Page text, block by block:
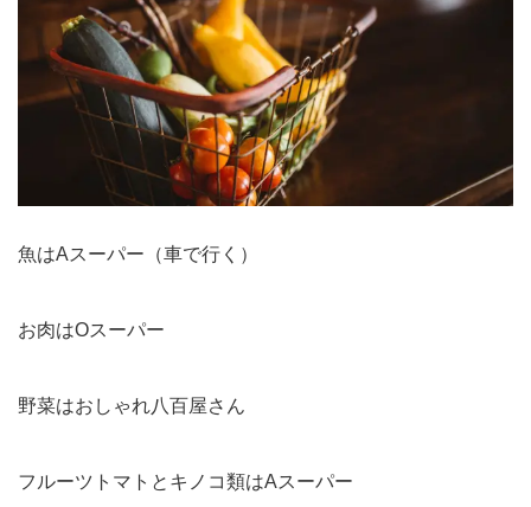
魚はAスーパー（車で行く）
お肉はOスーパー
野菜はおしゃれ八百屋さん
フルーツトマトとキノコ類はAスーパー